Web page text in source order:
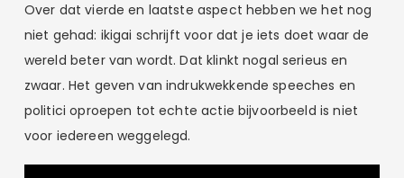
Over dat vierde en laatste aspect hebben we het nog
niet gehad: ikigai schrijft voor dat je iets doet waar de
wereld beter van wordt. Dat klinkt nogal serieus en
zwaar. Het geven van indrukwekkende speeches en
politici oproepen tot echte actie bijvoorbeeld is niet
voor iedereen weggelegd.